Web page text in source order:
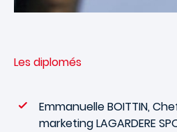
Les diplomés
Emmanuelle BOITTIN,
marketing LAGARDERE